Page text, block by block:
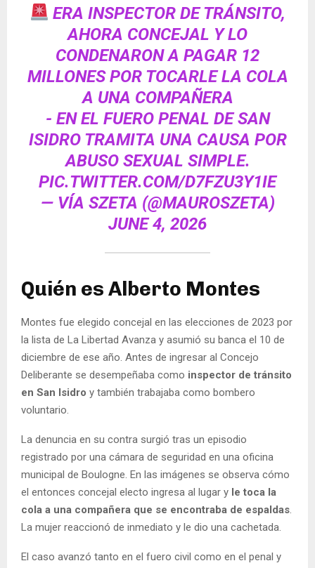
ERA INSPECTOR DE TRÁNSITO,
AHORA CONCEJAL Y LO
CONDENARON A PAGAR 12
MILLONES POR TOCARLE LA COLA
A UNA COMPAÑERA
- EN EL FUERO PENAL DE SAN
ISIDRO TRAMITA UNA CAUSA POR
ABUSO SEXUAL SIMPLE.
PIC.TWITTER.COM/D7FZU3Y1IE
— VÍA SZETA (@MAUROSZETA)
JUNE 4, 2026
Quién es Alberto Montes
Montes fue elegido concejal en las elecciones de 2023 por
la lista de La Libertad Avanza y asumió su banca el 10 de
diciembre de ese año. Antes de ingresar al Concejo
Deliberante se desempeñaba como inspector de tránsito
en San Isidro y también trabajaba como bombero
voluntario.
La denuncia en su contra surgió tras un episodio
registrado por una cámara de seguridad en una oficina
municipal de Boulogne. En las imágenes se observa cómo
el entonces concejal electo ingresa al lugar y le toca la
cola a una compañera que se encontraba de espaldas.
La mujer reaccionó de inmediato y le dio una cachetada.
El caso avanzó tanto en el fuero civil como en el penal y